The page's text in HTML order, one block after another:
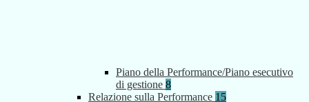
Piano della Performance/Piano esecutivo
di gestione 8
Relazione sulla Performance 15